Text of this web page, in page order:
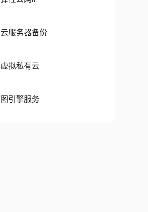
云服务器备份
虚拟私有云
图引擎服务